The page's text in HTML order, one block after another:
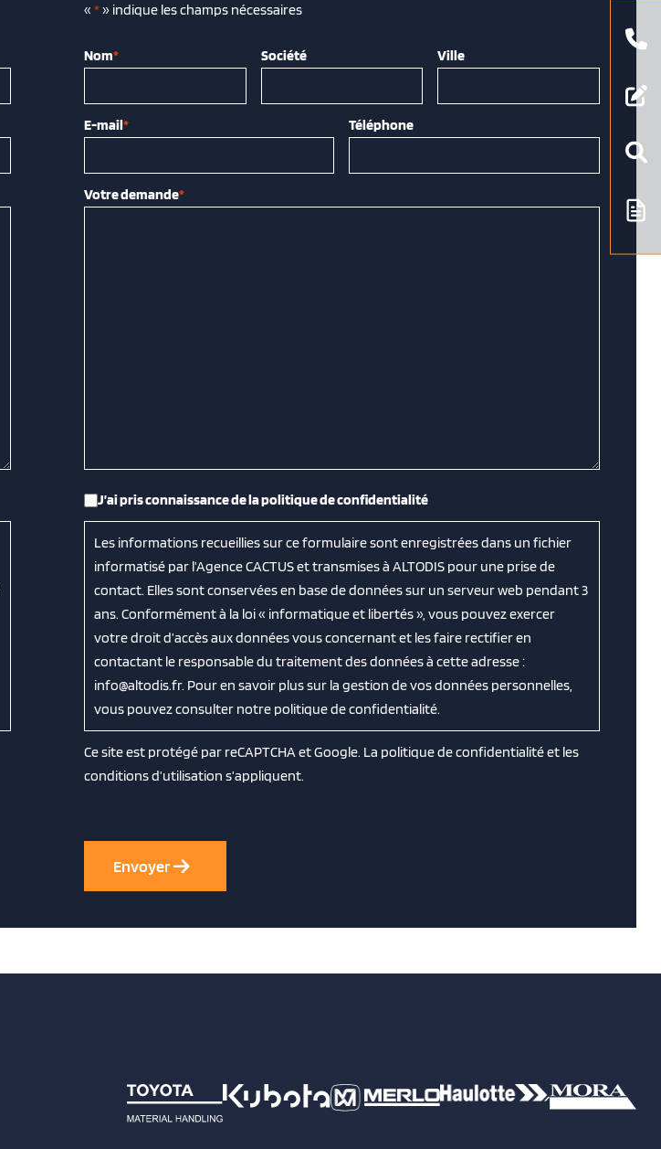
« *» indique les champs nécessaires
Nom* Société Ville
E-mail* Téléphone
Votre demande*
RGPD
J’ai pris connaissance de la politique de confidentialité
Les informations recueillies sur ce formulaire sont enregistrées dans un fichier
informatisé par l’Agence CACTUS et transmises à ALTODIS pour une prise de
contact. Elles sont conservées en base de données sur un serveur web pendant 3
ans. Conformément à la loi « informatique et libertés », vous pouvez exercer
votre droit d’accès aux données vous concernant et les faire rectifier en
contactant le responsable du traitement des données à cette adresse :
info@altodis.fr. Pour en savoir plus sur la gestion de vos données personnelles,
vous pouvez consulter notre politique de confidentialité.
Ce site est protégé par reCAPTCHA et Google. La politique de confidentialitéet les
conditions d’utilisation s’appliquent.